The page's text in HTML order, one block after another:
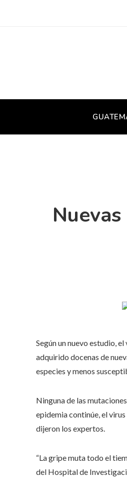
Según un nuevo estudio,
adquirido docenas de
especies y menos
Ninguna de las
epidemia continúe, el
dijeron los expertos.
“La gripe muta todo el
del Hospital de